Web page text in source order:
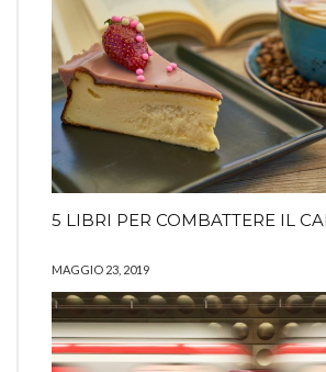
5 LIBRI PER COMBATTERE IL
MAGGIO 23, 2019